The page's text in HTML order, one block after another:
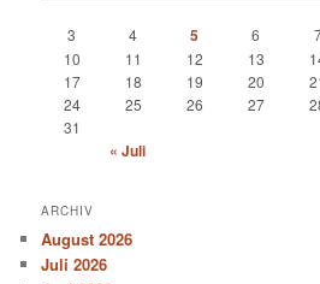
3
4 5 6
10
11 12 13
17
18 19 20
24
25 26 27
31
« Juli
ARCHIV
August 2026
Juli 2026